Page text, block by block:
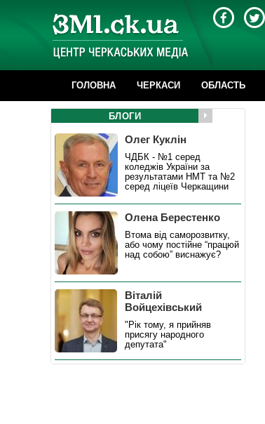
ГОЛОВНА ЧЕРКАСИ ОБЛАСТЬ
БЛОГИ
Олег Куклін
ЧДБК - №1 серед
коледжів України за
результатами НМТ та №2
серед ліцеїв Черкащини
Олена Берестенко
Втома від саморозвитку,
або чому постійне “працюй
над собою” виснажує?
Віталій
Войцехівський
"Рік тому, я прийняв
присягу народного
депутата"